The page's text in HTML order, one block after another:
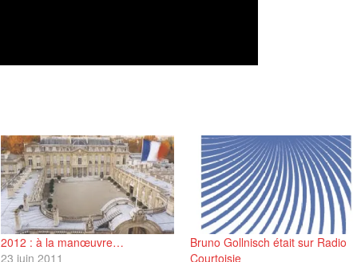
2012 : à la manœuvre…
23 juin 2011
Bruno Gollnisch était sur Radio
Courtoisie